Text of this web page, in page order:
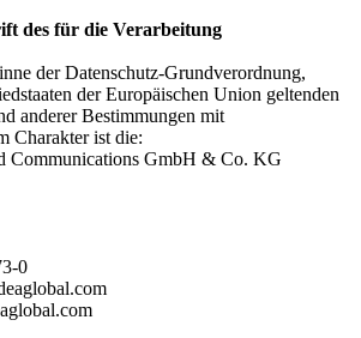
des für die Verarbeitung
der Datenschutz-Grundverordnung,
der Europäischen Union geltenden
anderer Bestimmungen mit
Charakter ist die:
Communications GmbH & Co. KG
0